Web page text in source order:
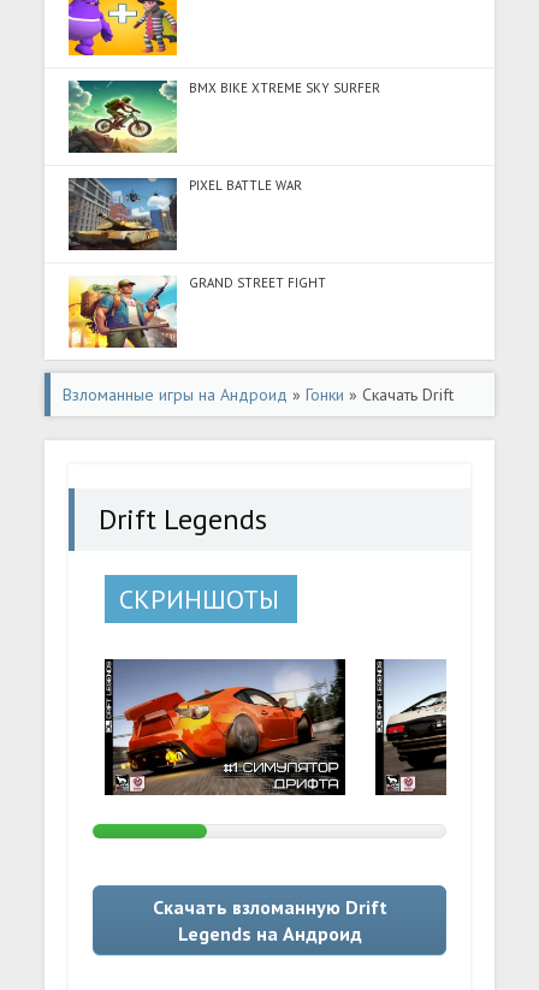
BMX BIKE XTREME SKY SURFER
PIXEL BATTLE WAR
GRAND STREET FIGHT
Взломанные игры на Андроид »Гонки » Скачать Drift
Legends (Много денег) на Андроид
Drift Legends
СКРИНШОТЫ
Скачать взломанную Drift
Legends на Андроид